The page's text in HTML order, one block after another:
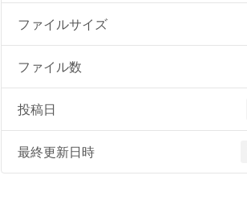
ファイルサイズ
ファイル数
投稿日
最終更新日時